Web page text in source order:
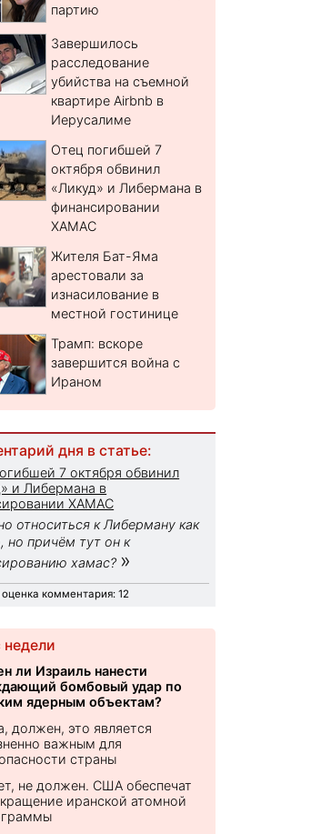
партию
Завершилось
расследование
убийства на съемной
квартире Airbnb в
Иерусалиме
Отец погибшей 7
октября обвинил
«Ликуд» и Либермана в
финансировании
ХАМАС
Жителя Бат-Яма
арестовали за
изнасилование в
местной гостинице
Трамп: вскоре
завершится война с
Ираном
дня в статье:
7 октября обвинил
и Либермана в
ХАМАС
относиться к Либерману как
но причём тут он к
хамас? »
комментария: 12
ли Израиль нанести
бомбовый удар по
ядерным объектам?
должен, это является
важным для
страны
не должен. США обеспечат
иранской атомной